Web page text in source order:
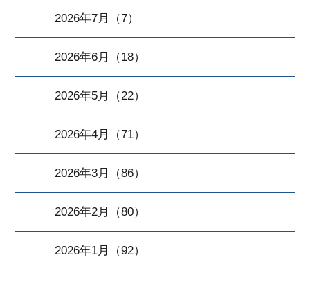
2026年7月（7）
2026年6月（18）
2026年5月（22）
2026年4月（71）
2026年3月（86）
2026年2月（80）
2026年1月（92）